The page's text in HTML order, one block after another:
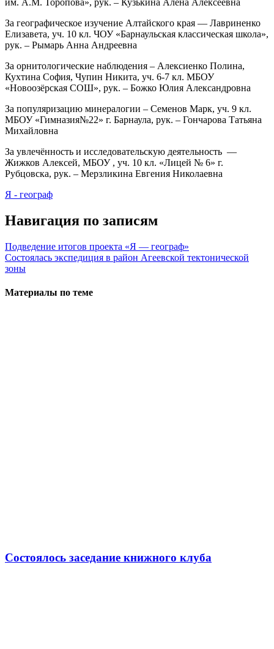
За географическое изучение Алтайского края — Лавриненко
Елизавета, уч. 10 кл. ЧОУ «Барнаульская классическая школа»,
рук. – Рымарь Анна Андреевна
За орнитологические наблюдения – Алексиенко Полина,
Кухтина София, Чупин Никита, уч. 6-7 кл. МБОУ
«Новоозёрская СОШ», рук. – Божко Юлия Александровна
За популяризацию минералогии – Семенов Марк, уч. 9 кл.
МБОУ «Гимназия№22» г. Барнаула, рук. – Гончарова Татьяна
Михайловна
За увлечённость и исследовательскую деятельность —
Жижков Алексей, МБОУ , уч. 10 кл. «Лицей № 6» г.
Рубцовска, рук. – Мерзликина Евгения Николаевна
Я - географ
Навигация по записям
Подведение итогов проекта «Я — географ»
Состоялась экспедиция в район Агеевской тектонической
зоны
Материалы по теме
Состоялось заседание книжного клуба